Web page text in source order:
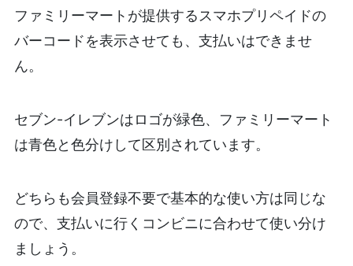
ファミリーマートが提供するスマホプリペイドの
バーコードを表示させても、支払いはできませ
ん。
セブン-イレブンはロゴが緑色、ファミリーマート
は青色と色分けして区別されています。
どちらも会員登録不要で基本的な使い方は同じな
ので、支払いに行くコンビニに合わせて使い分け
ましょう。